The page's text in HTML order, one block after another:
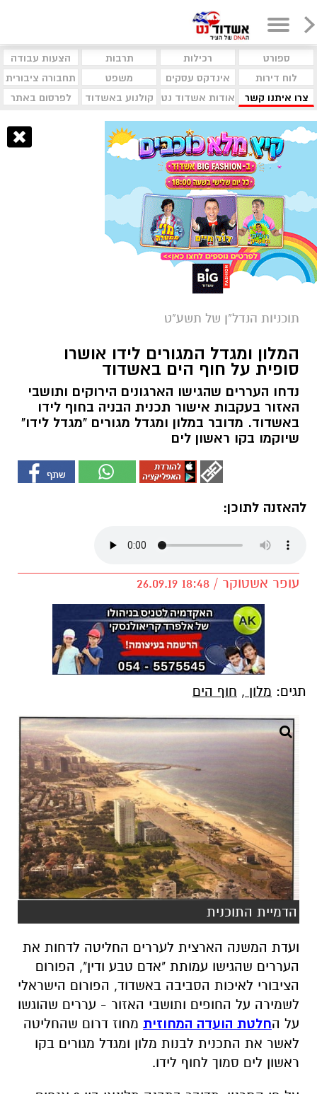
ספורט רכילות תרבות
הצעות עבודה
לוח דירות
אינדקס עסקים משפט
תחבורה ציבורית
צרו איתנו קשר
אודות אשדוד נט קולנוע באשדוד לפרסום באתר
תוכניות הנדל"ן של תשע"ט
המלון ומגדל המגורים לידו אושרו
סופית על חוף הים באשדוד
נדחו העררים שהגישו הארגונים הירוקים ותושבי
האזור בעקבות אישור תכנית הבניה בחוף לידו
באשדוד. מדובר במלון ומגדל מגורים "מגדל לידו"
שיוקמו בקו ראשון לים
להאזנה לתוכן:
עופר אשטוקר / 18:48 26.09.19
תגים: מלון , חוף הים
הדמיית התוכנית
ועדת המשנה הארצית לעררים החליטה לדחות את
העררים שהגישו עמותת "אדם טבע ודין", הפורום
הציבורי לאיכות הסביבה באשדוד, הפורום הישראלי
לשמירה על החופים ותושבי האזור - עררים שהוגשו
על החלטת הועדה המחוזית מחוז דרום שהחליטה
לאשר את התכנית לבנות מלון ומגדל מגורים בקו
ראשון לים סמוך לחוף לידו.